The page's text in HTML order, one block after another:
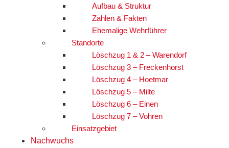
Aufbau & Struktur
Zahlen & Fakten
Ehemalige Wehrführer
Standorte
Löschzug 1 & 2 – Warendorf
Löschzug 3 – Freckenhorst
Löschzug 4 – Hoetmar
Löschzug 5 – Milte
Löschzug 6 – Einen
Löschzug 7 – Vohren
Einsatzgebiet
Nachwuchs